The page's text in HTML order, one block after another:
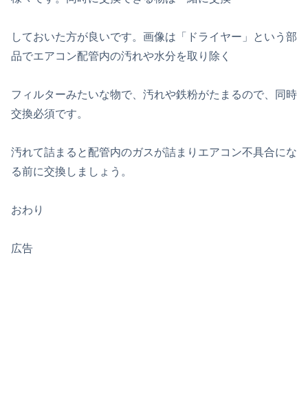
しておいた方が良いです。画像は「ドライヤー」という部
品でエアコン配管内の汚れや水分を取り除く
フィルターみたいな物で、汚れや鉄粉がたまるので、同時
交換必須です。
汚れて詰まると配管内のガスが詰まりエアコン不具合にな
る前に交換しましょう。
おわり
広告